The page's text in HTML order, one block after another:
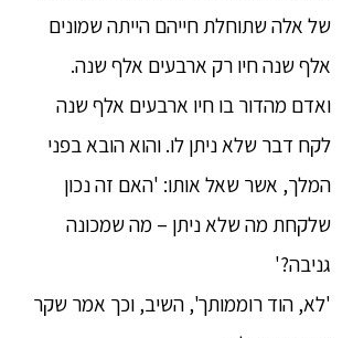
של אלה שתוחלת חייהם הייתה שמונים
אלף שנה חיו רק ארבעים אלף שנה.
ואדם מהדור בו חיו ארבעים אלף שנה
לקח דבר שלא ניתן לו. והוא הובא בפני
המלך, אשר שאל אותו: 'האם זה נכון
שלקחת מה שלא ניתן – מה שמכונה
גניבה?'
'לא, הוד רוממותך', השיב, וכך אמר שקר